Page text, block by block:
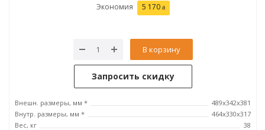
Экономия 5 170
В корзину
Запросить скидку
Внешн. размеры, мм *
489x342x381
Внутр. размеры, мм *
464х330х317
Вес, кг
38